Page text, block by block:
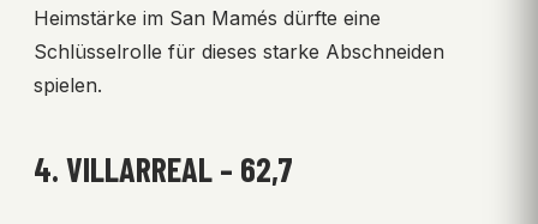
Heimstärke im San Mamés dürfte eine
Schlüsselrolle für dieses starke Abschneiden
spielen.
4. VILLARREAL – 62,7